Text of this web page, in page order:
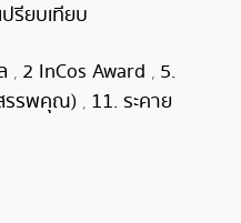
เปรียบเทียบ
, 2 InCos Award , 5.
รรพคุณ) , 11. ระคาย